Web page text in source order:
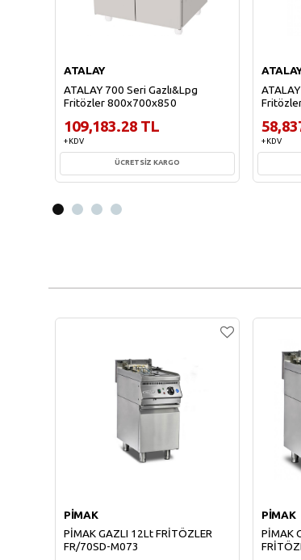
ATALAY
ATALAY 700 Seri Gazlı&Lpg
Fritözler 800x700x850
109,183.28 TL
+ KDV
ÜCRETSİZ KARGO
+ KDV
PİMAK
PİMAK GAZLI 12Lt FRİTÖZLER
FR/70SD-M073
PİMAK
PİMAK